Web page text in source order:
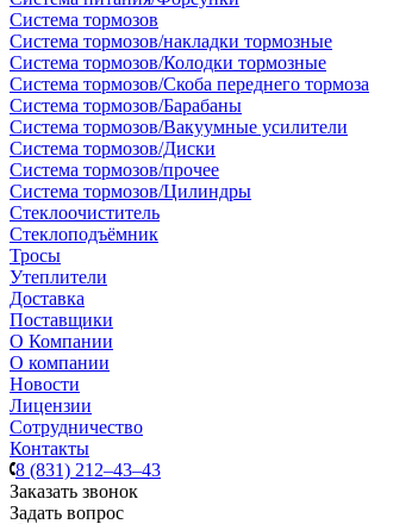
Система тормозов
Система тормозов/накладки тормозные
Система тормозов/Колодки тормозные
Система тормозов/Скоба переднего тормоза
Система тормозов/Барабаны
Система тормозов/Вакуумные усилители
Система тормозов/Диски
Система тормозов/прочее
Система тормозов/Цилиндры
Стеклоочиститель
Стеклоподъёмник
Тросы
Утеплители
Доставка
Поставщики
О Компании
О компании
Новости
Лицензии
Сотрудничество
Контакты
8 (831) 212–43–43
Заказать звонок
Задать вопрос